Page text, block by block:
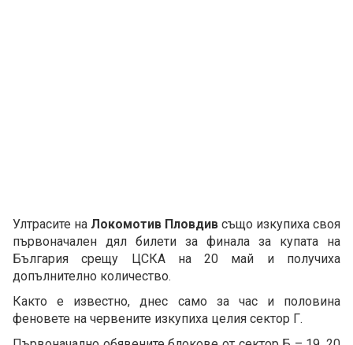
Ултрасите на Локомотив Пловдив също изкупиха своя
първоначален дял билети за финала за купата на
България срещу ЦСКА на 20 май и получиха
допълнително количество.
Както е известно, днес само за час и половина
феновете на червените изкупиха целия сектор Г.